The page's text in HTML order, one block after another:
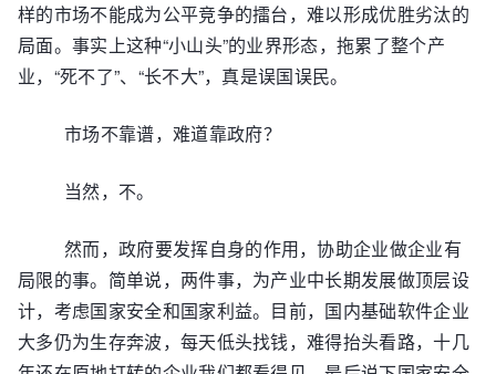
样的市场不能成为公平竞争的擂台，难以形成优胜劣汰的
局面。事实上这种“小山头”的业界形态，拖累了整个产
业，“死不了”、“长不大”，真是误国误民。
市场不靠谱，难道靠政府？
当然，不。
然而，政府要发挥自身的作用，协助企业做企业有
局限的事。简单说，两件事，为产业中长期发展做顶层设
计，考虑国家安全和国家利益。目前，国内基础软件企业
大多仍为生存奔波，每天低头找钱，难得抬头看路，十几